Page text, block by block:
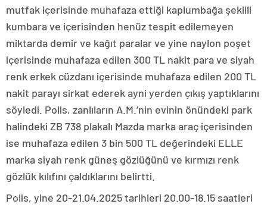
mutfak içerisinde muhafaza ettiği kaplumbağa şekilli
kumbara ve içerisinden henüz tespit edilemeyen
miktarda demir ve kağıt paralar ve yine naylon poşet
içerisinde muhafaza edilen 300 TL nakit para ve siyah
renk erkek cüzdanı içerisinde muhafaza edilen 200 TL
nakit parayı sirkat ederek ayni yerden çıkış yaptıklarını
söyledi. Polis, zanlıların A.M.’nin evinin önündeki park
halindeki ZB 738 plakalı Mazda marka araç içerisinden
ise muhafaza edilen 3 bin 500 TL değerindeki ELLE
marka siyah renk güneş gözlüğünü ve kırmızı renk
gözlük kılıfını çaldıklarını belirtti.
Polis, yine 20-21.04.2025 tarihleri 20.00-18.15 saatleri